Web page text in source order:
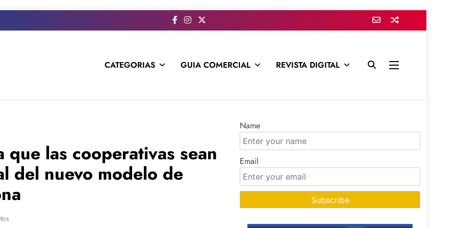
CATEGORIAS GUIA COMERCIAL REVISTA DIGITAL
las cooperativas sean
del nuevo modelo de
Name
Email